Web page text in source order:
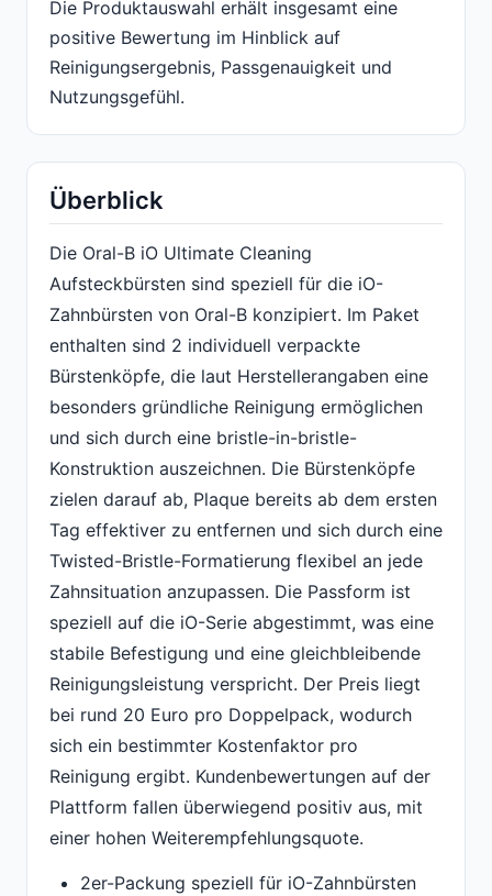
Die Produktauswahl erhält insgesamt eine
positive Bewertung im Hinblick auf
Reinigungsergebnis, Passgenauigkeit und
Nutzungsgefühl.
Überblick
Die Oral-B iO Ultimate Cleaning
Aufsteckbürsten sind speziell für die iO-
Zahnbürsten von Oral-B konzipiert. Im Paket
enthalten sind 2 individuell verpackte
Bürstenköpfe, die laut Herstellerangaben eine
besonders gründliche Reinigung ermöglichen
und sich durch eine bristle-in-bristle-
Konstruktion auszeichnen. Die Bürstenköpfe
zielen darauf ab, Plaque bereits ab dem ersten
Tag effektiver zu entfernen und sich durch eine
Twisted-Bristle-Formatierung flexibel an jede
Zahnsituation anzupassen. Die Passform ist
speziell auf die iO-Serie abgestimmt, was eine
stabile Befestigung und eine gleichbleibende
Reinigungsleistung verspricht. Der Preis liegt
bei rund 20 Euro pro Doppelpack, wodurch
sich ein bestimmter Kostenfaktor pro
Reinigung ergibt. Kundenbewertungen auf der
Plattform fallen überwiegend positiv aus, mit
einer hohen Weiterempfehlungsquote.
2er-Packung speziell für iO-Zahnbürsten